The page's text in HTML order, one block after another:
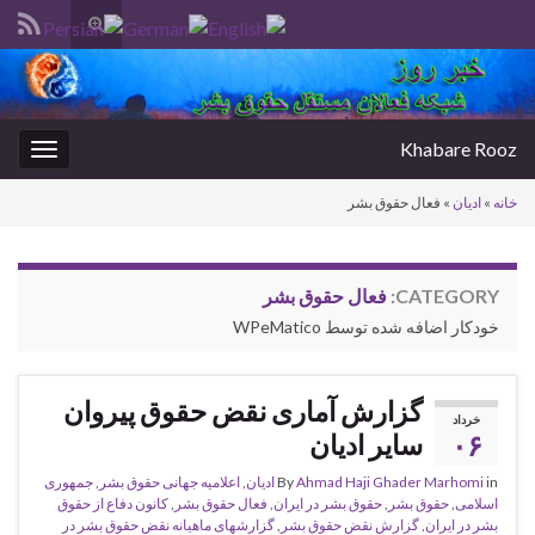
Toggle
search
form
Search for:
Khabare Rooz
خانه » ادیان » فعال حقوق بشر
CATEGORY: فعال حقوق بشر
خودکار اضافه شده توسط WPeMatico
خرداد
۰۶
گزارش آماری نقض حقوق پیروان
سایر ادیان
ByAhmad Haji Ghader Marhomiin ادیان اعلامیه جهانی حقوق بشر جمهوری
اسلامی حقوق بشر حقوق بشر در ایران فعال حقوق بشر کانون دفاع از حقوق
بشر در ایران گزارش نقض حقوق بشر گزارشهای ماهیانه نقض حقوق بشر در